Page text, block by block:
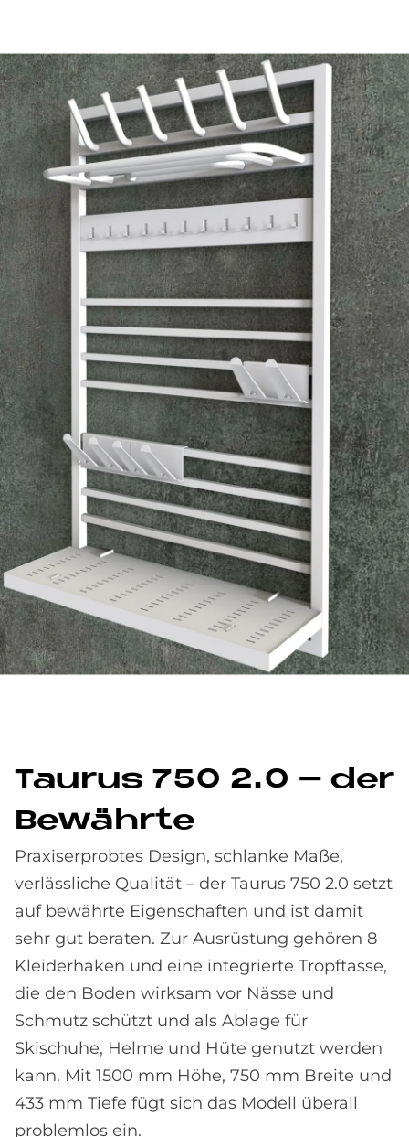
Tau­rus 750 2.0 – der
Be­währ­te
Praxiserprobtes Design, schlanke Maße,
verlässliche Qualität – der Taurus 750 2.0 setzt
auf bewährte Eigenschaften und ist damit
sehr gut beraten. Zur Ausrüstung gehören 8
Kleiderhaken und eine integrierte Tropftasse,
die den Boden wirksam vor Nässe und
Schmutz schützt und als Ablage für
Skischuhe, Helme und Hüte genutzt werden
kann. Mit 1500 mm Höhe, 750 mm Breite und
433 mm Tiefe fügt sich das Modell überall
problemlos ein.